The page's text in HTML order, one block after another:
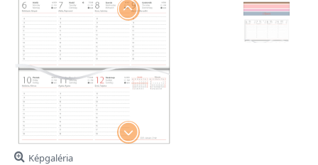
Képgaléria